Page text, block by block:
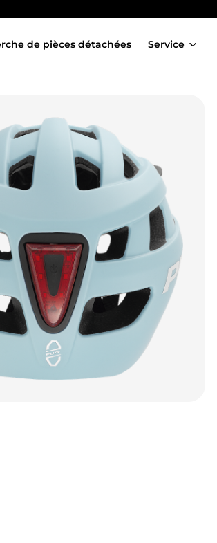
de pièces détachées Service